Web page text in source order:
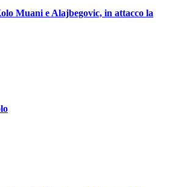
Muani e Alajbegovic, in attacco la